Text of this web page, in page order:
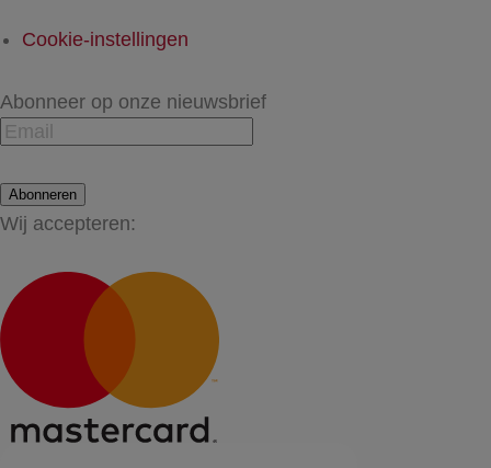
Cookie-instellingen
Abonneer op onze nieuwsbrief
Abonneren
Wij accepteren: